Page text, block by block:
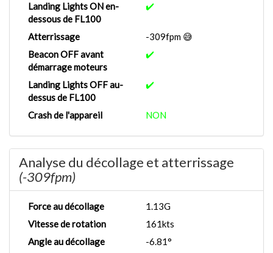
Landing Lights ON en-
dessous de FL100
✔️
Atterrissage
-309fpm 😅
Beacon OFF avant
démarrage moteurs
✔️
Landing Lights OFF au-
dessus de FL100
✔️
Crash de l'appareil NON
Analyse du décollage et atterrissage
(-309fpm)
Force au décollage
1.13G
Vitesse de rotation
161kts
Angle au décollage
-6.81°